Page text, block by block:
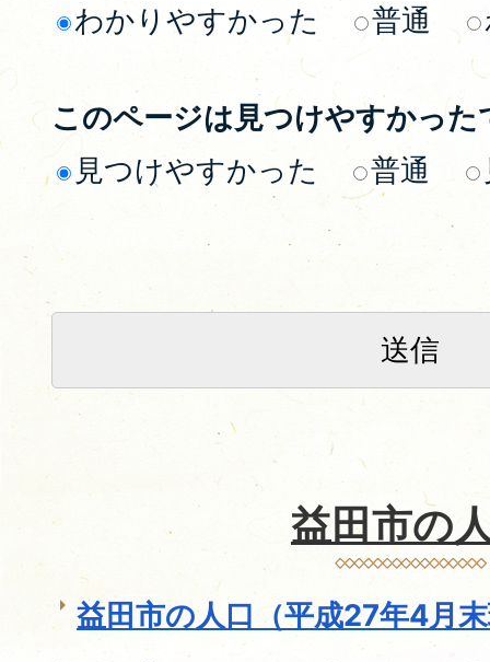
わかりやすかった
普通
このページは見つけやすかった
見つけやすかった
普通
益田市の
益田市の人口（平成27年4月